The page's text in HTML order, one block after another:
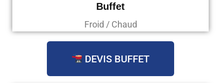
Buffet
Froid / Chaud
DEVIS BUFFET